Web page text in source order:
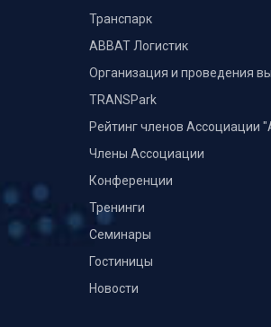
Транспарк
ABBAT Логистик
Организация и проведения
TRANSPark
Рейтинг членов Ассоциации
Члены Ассоциации
Конференции
Тренинги
Семинары
Гостиницы
Новости